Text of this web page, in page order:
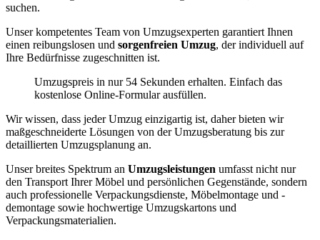
suchen.
Unser kompetentes Team von Umzugsexperten garantiert Ihnen
einen reibungslosen und sorgenfreien Umzug, der individuell auf
Ihre Bedürfnisse zugeschnitten ist.
Umzugspreis in nur 54 Sekunden erhalten. Einfach das
kostenlose Online-Formular ausfüllen.
Wir wissen, dass jeder Umzug einzigartig ist, daher bieten wir
maßgeschneiderte Lösungen von der Umzugsberatung bis zur
detaillierten Umzugsplanung an.
Unser breites Spektrum an Umzugsleistungen umfasst nicht nur
den Transport Ihrer Möbel und persönlichen Gegenstände, sondern
auch professionelle Verpackungsdienste, Möbelmontage und -
demontage sowie hochwertige Umzugskartons und
Verpackungsmaterialien.